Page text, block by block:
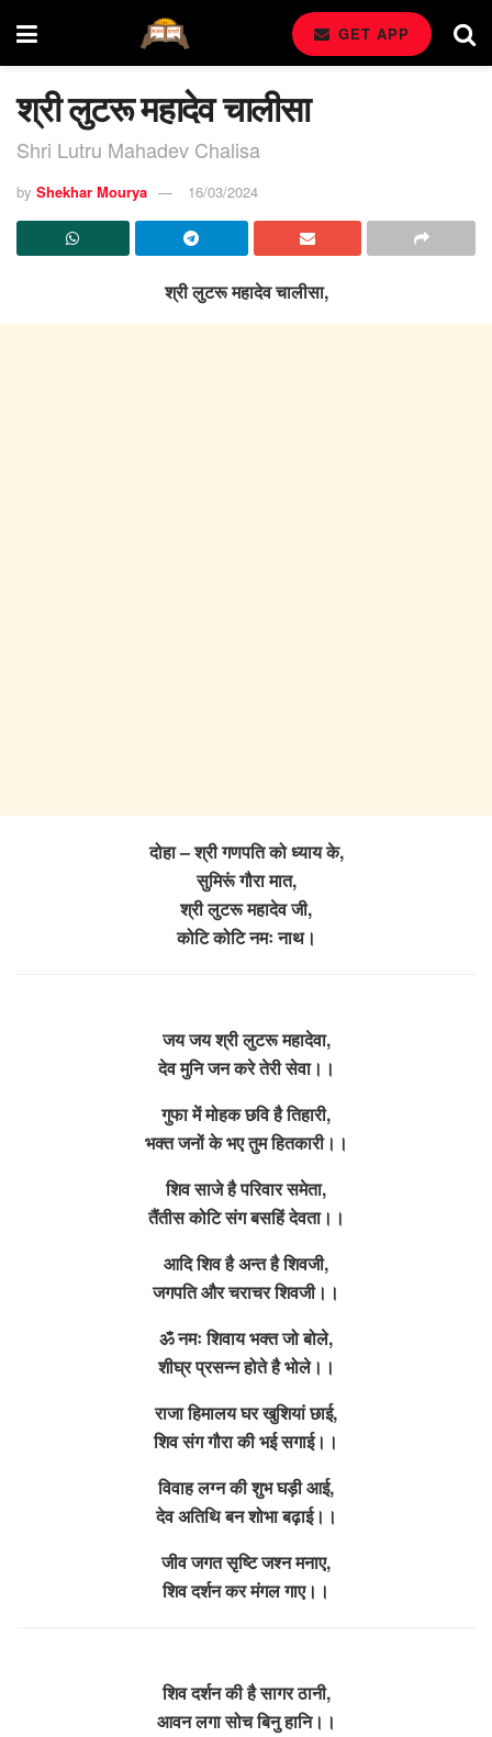
GET APP
श्री लुटरू महादेव चालीसा
Shri Lutru Mahadev Chalisa
by Shekhar Mourya 16/03/2024
श्री लुटरू महादेव चालीसा,
दोहा – श्री गणपति को ध्याय के,
सुमिरूं गौरा मात,
श्री लुटरू महादेव जी,
कोटि कोटि नमः नाथ।
जय जय श्री लुटरू महादेवा,
देव मुनि जन करे तेरी सेवा।।
गुफा में मोहक छवि है तिहारी,
भक्त जनों के भए तुम हितकारी।।
शिव साजे है परिवार समेता,
तैंतीस कोटि संग बसहिं देवता।।
आदि शिव है अन्त है शिवजी,
जगपति और चराचर शिवजी।।
ॐ नमः शिवाय भक्त जो बोले,
शीघ्र प्रसन्न होते है भोले।।
राजा हिमालय घर खुशियां छाई,
शिव संग गौरा की भई सगाई।।
विवाह लग्न की शुभ घड़ी आई,
देव अतिथि बन शोभा बढ़ाई।।
जीव जगत सृष्टि जश्न मनाए,
शिव दर्शन कर मंगल गाए।।
शिव दर्शन की है सागर ठानी,
आवन लगा सोच बिनु हानि।।